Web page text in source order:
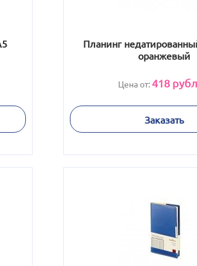
Планинг
оранжевый
Цена от:418
Заказать